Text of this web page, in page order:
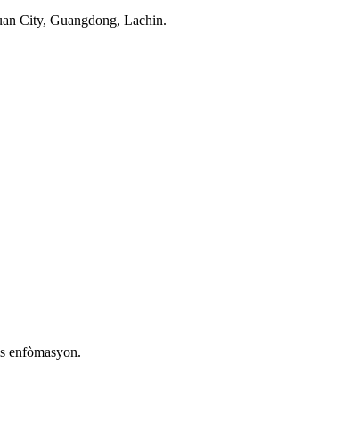
City, Guangdong, Lachin.
enfòmasyon.